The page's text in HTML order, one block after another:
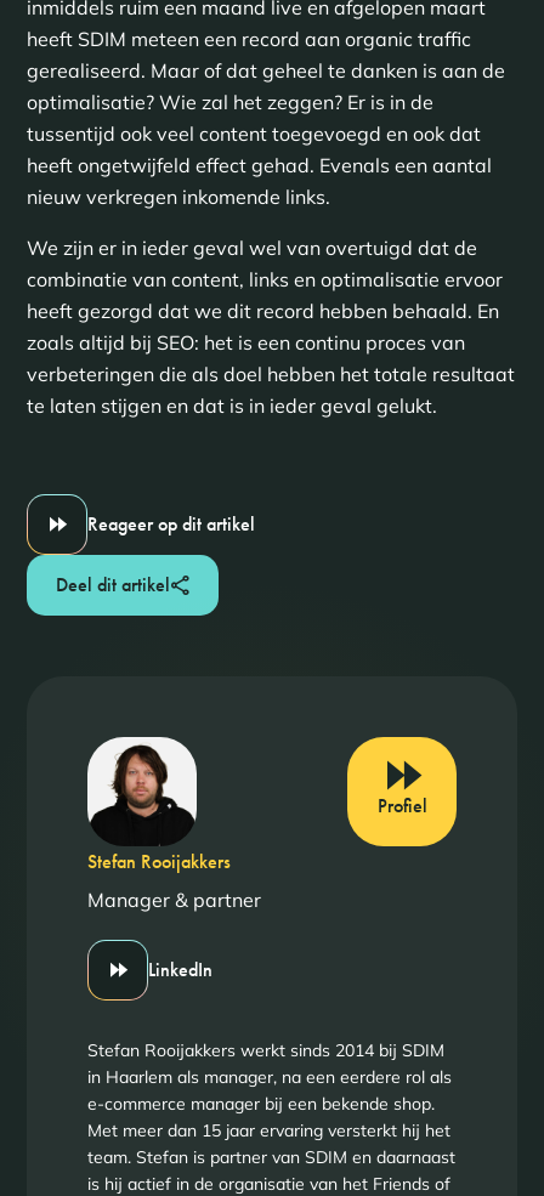
inmiddels ruim een maand live en afgelopen maart
heeft SDIM meteen een record aan organic traffic
gerealiseerd. Maar of dat geheel te danken is aan de
optimalisatie? Wie zal het zeggen? Er is in de
tussentijd ook veel content toegevoegd en ook dat
heeft ongetwijfeld effect gehad. Evenals een aantal
nieuw verkregen inkomende links.
We zijn er in ieder geval wel van overtuigd dat de
combinatie van content, links en optimalisatie ervoor
heeft gezorgd dat we dit record hebben behaald. En
zoals altijd bij SEO: het is een continu proces van
verbeteringen die als doel hebben het totale resultaat
te laten stijgen en dat is in ieder geval gelukt.
Reageer op dit artikel
Deel dit artikel
Stefan Rooijakkers
Manager & partner
LinkedIn
Profiel
Stefan Rooijakkers werkt sinds 2014 bij SDIM
in Haarlem als manager, na een eerdere rol als
e-commerce manager bij een bekende shop.
Met meer dan 15 jaar ervaring versterkt hij het
team. Stefan is partner van SDIM en daarnaast
is hij actief in de organisatie van het Friends of